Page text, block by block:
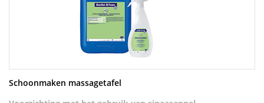
Schoonmaken massagetafel